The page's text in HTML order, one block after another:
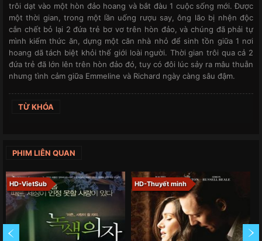
trôi dạt vào một hòn đảo hoang và bắt đàu 1 cuộc sống mới. Được
một thời gian, trong một lần uống rượu say, ông lão bị nhện độc
cắn chết bỏ lại 2 đứa trẻ bơ vơ trên hòn đảo, và chúng đã phải tự
mình kiếm thức ăn, dựng một căn nhà nhỏ để sinh tồn giữa 1 nơi
hoang dã tách biệt khỏi thế giới loài người. Thời gian trôi qua cả 2
đứa trẻ đã lớn lên trên hòn đảo đó, tuy có đôi lúc sảy ra mâu thuẫn
nhưng tình cảm giữa Emmeline và Richard ngày càng sâu đậm.
TỪ KHÓA
PHIM LIÊN QUAN
HD-VietSub HD-Thuyết minh